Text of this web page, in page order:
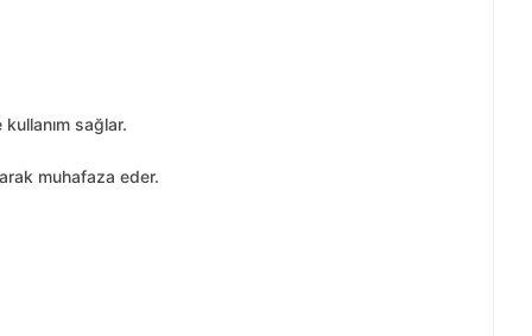
sağlar.
muhafaza eder.